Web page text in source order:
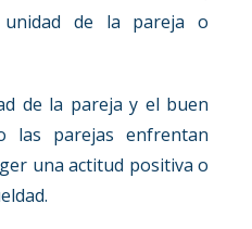
de la pareja o
de la pareja y el buen
las parejas enfrentan
una actitud positiva o